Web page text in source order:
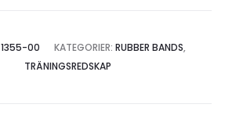
1355-00 KATEGORIER: RUBBER BANDS,
TRÄNINGSREDSKAP